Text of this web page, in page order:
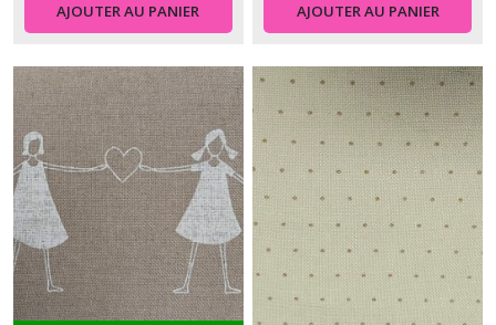
AJOUTER AU PANIER AJOUTER AU PANIER